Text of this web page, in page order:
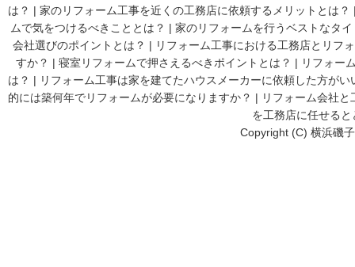
は？ | 家のリフォーム工事を近くの工務店に依頼するメリットとは？
ムで気をつけるべきこととは？ | 家のリフォームを行うベストなタ
会社選びのポイントとは？ | リフォーム工事における工務店とリフ
すか？ | 寝室リフォームで押さえるべきポイントとは？ | リフォー
は？ | リフォーム工事は家を建てたハウスメーカーに依頼した方がい
的には築何年でリフォームが必要になりますか？ | リフォーム会社
を工務店に任せる
Copyright (C) 横浜磯